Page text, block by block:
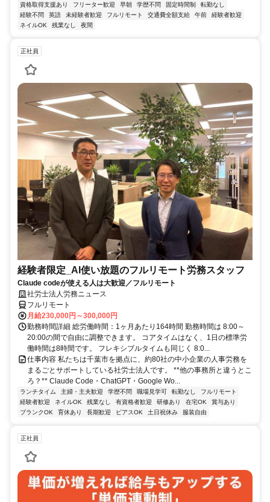
資格取得支援あり
フリーター歓迎 早朝 学歴不問 固定時間制
転勤なし
経験不問
英語 未経験者歓迎 フルリモート 交通費全額支給 午前
経験者歓迎
ネイルOK
残業なし 夜間
正社員
経験者限定_AI使い放題のフルリモート労務スタッフ
Claude codeが使える人は大歓迎／フルリモート
社労士法人労務ニュース
フルリモート
月給230,000円～300,000円
勤務時間詳細 総労働時間：1ヶ月あたり164時間 勤務時間は 8:00～
20:00の間で自由に調整できます。 コアタイムはなく、1日の標準労
働時間は8時間です。 フレキシブルタイムも同じく 8:0...
仕事内容 私たちは千葉市を拠点に、約80社の中小企業の人事労務を
まるごとサポートしている社労士法人です。 **他の事務所と違うとこ
ろ？** Claude Code・ChatGPT・Google Wo...
ランチタイム 主婦・主夫歓迎 学歴不問 職場見学可 転勤なし
フルリモート
経験者歓迎
ネイルOK 残業なし 有資格者歓迎 研修あり 在宅OK
賞与あり
ブランクOK
育休あり 長期歓迎 ピアスOK 土日祝休み 服装自由
正社員